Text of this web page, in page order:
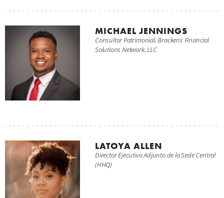
MICHAEL JENNINGS
Consultor Patrimonial, Brackens Financial
Solutions Network, LLC
LATOYA ALLEN
Director Ejecutivo Adjunto de la Sede Central
(HHQ)